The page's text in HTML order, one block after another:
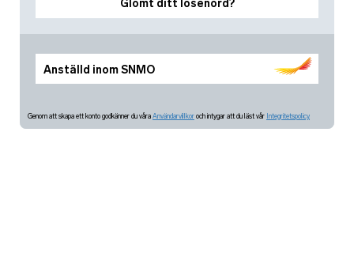
Anställd inom SNMO
Glömt ditt lösenord?
Genom att skapa ett konto godkänner du våra Användarvillkor och intygar att du läst vår Integritetspolicy.